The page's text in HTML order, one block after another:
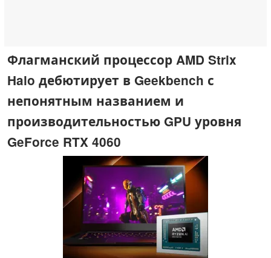
Флагманский процессор AMD Strix
Halo дебютирует в Geekbench с
непонятным названием и
производительностью GPU уровня
GeForce RTX 4060